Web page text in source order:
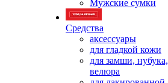
Мужские сумки
Средства
аксессуары
для гладкой кожи
для замши, нубука,
велюра